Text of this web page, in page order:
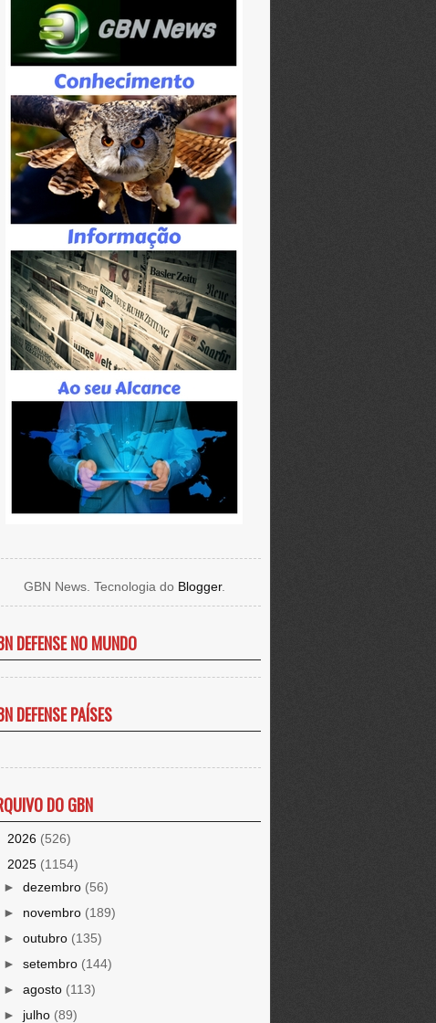
GBN News. Tecnologia do Blogger.
DEFENSE NO MUNDO
DEFENSE PAÍSES
DO GBN
2026 (526)
2025 (1154)
► dezembro (56)
► novembro (189)
► outubro (135)
► setembro (144)
► agosto (113)
► julho (89)